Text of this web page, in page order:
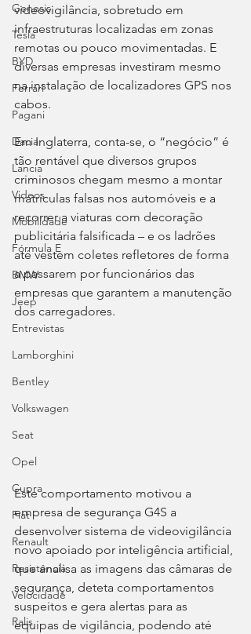
Genesis
Tesla
BYD
Ferrari
Pagani
Dacia
Lancia
Videos
Mobilidade
Fórmula E
BMW
Jeep
Entrevistas
Lamborghini
Bentley
Volkswagen
Seat
Opel
Cupra
Fiat
Renault
Resistência
Velocidade
Ralis
videovigilância, sobretudo em
infraestruturas localizadas em zonas
remotas ou pouco movimentadas. E
diversas empresas investiram mesmo
na instalação de localizadores GPS nos
cabos.
Em Inglaterra, conta-se, o “negócio” é
tão rentável que diversos grupos
criminosos chegam mesmo a montar
matrículas falsas nos automóveis e a
recorrer a viaturas com decoração
publicitária falsificada – e os ladrões
até vestem coletes refletores de forma
a passarem por funcionários das
empresas que garantem a manutenção
dos carregadores.
Este comportamento motivou a
empresa de segurança G4S a
desenvolver sistema de videovigilância
novo apoiado por inteligência artificial,
que analisa as imagens das câmaras de
segurança, deteta comportamentos
suspeitos e gera alertas para as
equipas de vigilância, podendo até